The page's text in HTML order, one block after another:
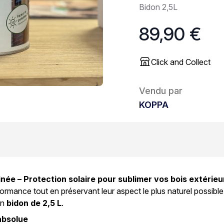
Bidon 2,5L
89,90 €
Click and Collect
Vendu par
KOPPA
– Protection solaire pour sublimer vos bois
tout en préservant leur aspect le plus naturel
bidon de 2,5 L.